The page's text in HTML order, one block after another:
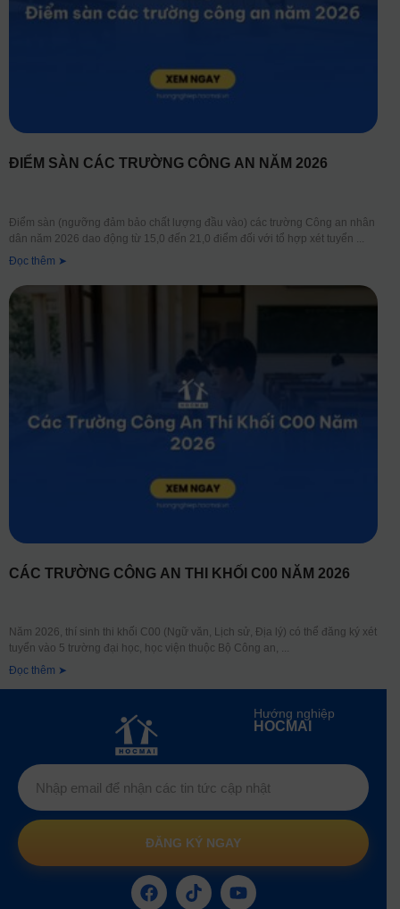
ĐIỂM SÀN CÁC TRƯỜNG CÔNG AN NĂM 2026
Điểm sàn (ngưỡng đảm bảo chất lượng đầu vào) các trường Công an nhân
dân năm 2026 dao động từ 15,0 đến 21,0 điểm đối với tổ hợp xét tuyển
Đọc thêm ➤
CÁC TRƯỜNG CÔNG AN THI KHỐI C00 NĂM 2026
Năm 2026, thí sinh thi khối C00 (Ngữ văn, Lịch sử, Địa lý) có thể đăng ký xét
tuyển vào 5 trường đại học, học viện thuộc Bộ Công an,
Đọc thêm ➤
Hướng nghiệp
HOCMAI
ĐĂNG KÝ NGAY